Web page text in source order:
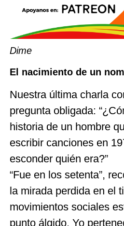
Dime
El nacimiento de un
Nuestra última charla
pregunta obligada:
historia de un hombre
escribir canciones en
esconder quién era?”
“Fue en los setenta”,
la mirada perdida en el
movimientos sociales
punto álgido. Yo